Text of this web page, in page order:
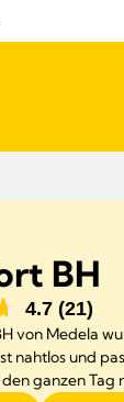
BH
4.7 (21)
von Medela
nahtlos und
ganzen